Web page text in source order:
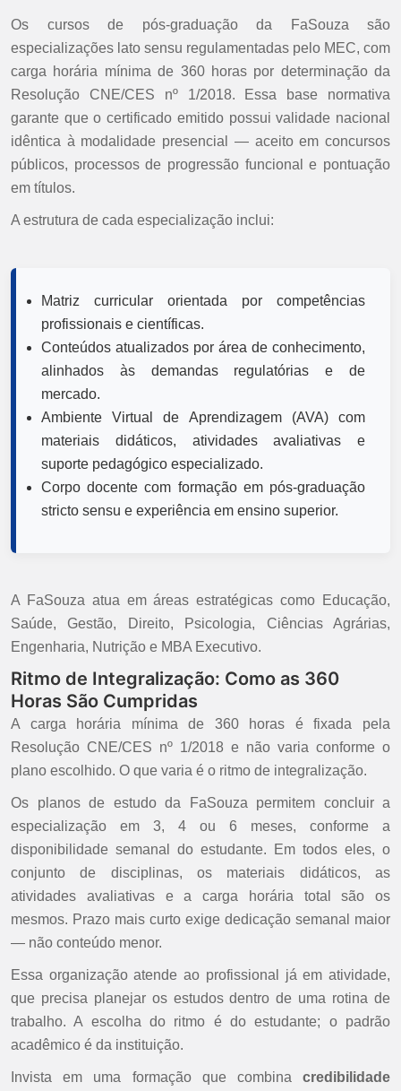
Os cursos de pós-graduação da FaSouza são
especializações lato sensu regulamentadas pelo MEC, com
carga horária mínima de 360 horas por determinação da
Resolução CNE/CES nº 1/2018. Essa base normativa
garante que o certificado emitido possui validade nacional
idêntica à modalidade presencial — aceito em concursos
públicos, processos de progressão funcional e pontuação
em títulos.
A estrutura de cada especialização inclui:
Matriz curricular orientada por competências
profissionais e científicas.
Conteúdos atualizados por área de conhecimento,
alinhados às demandas regulatórias e de
mercado.
Ambiente Virtual de Aprendizagem (AVA) com
materiais didáticos, atividades avaliativas e
suporte pedagógico especializado.
Corpo docente com formação em pós-graduação
stricto sensu e experiência em ensino superior.
A FaSouza atua em áreas estratégicas como Educação,
Saúde, Gestão, Direito, Psicologia, Ciências Agrárias,
Engenharia, Nutrição e MBA Executivo.
Ritmo de Integralização: Como as 360
Horas São Cumpridas
A carga horária mínima de 360 horas é fixada pela
Resolução CNE/CES nº 1/2018 e não varia conforme o
plano escolhido. O que varia é o ritmo de integralização.
Os planos de estudo da FaSouza permitem concluir a
especialização em 3, 4 ou 6 meses, conforme a
disponibilidade semanal do estudante. Em todos eles, o
conjunto de disciplinas, os materiais didáticos, as
atividades avaliativas e a carga horária total são os
mesmos. Prazo mais curto exige dedicação semanal maior
— não conteúdo menor.
Essa organização atende ao profissional já em atividade,
que precisa planejar os estudos dentro de uma rotina de
trabalho. A escolha do ritmo é do estudante; o padrão
acadêmico é da instituição.
Invista em uma formação que combina credibilidade